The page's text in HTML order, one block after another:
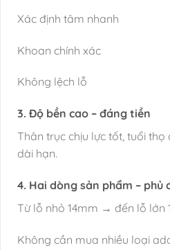
Xác định tâm nhanh
Khoan chính xác
Không lệch lỗ
3. Độ bền cao – đáng tiền
Thân trục chịu lực tốt, tuổi
dài hạn.
4. Hai dòng sản phẩm – phủ
Từ lỗ nhỏ 14mm → đến lỗ lớn
Không cần mua nhiều loại